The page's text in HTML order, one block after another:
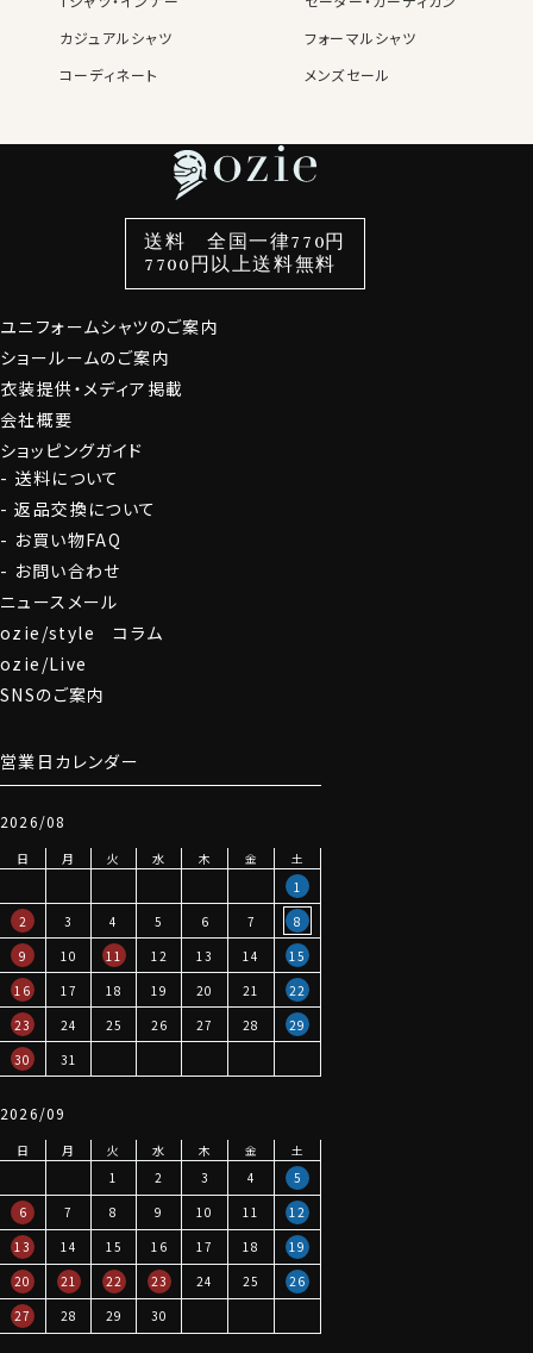
カジュアルシャツ
フォーマルシャツ
コーディネート
メンズセール
袖・カフス型から選ぶ
スタイルから選ぶ
カジュアルシャツ
カフスボタン
財布・名刺入れ
バッグ
ストール・マフラー
ユニフォームシャツのご案内
ショールームのご案内
衣装提供・メディア掲載
会社概要
ショッピングガイド
送料について
返品交換について
お買い物FAQ
お問い合わせ
ニュースメール
ozie/style コラム
ozie/Live
SNSのご案内
営業日カレンダー
2026/08
日 月 火 水 木 金
土
1
2
3 4 5 6 7
8
9
10 11 12 13 14
15
16
17 18 19 20 21
22
23
24 25 26 27 28
29
30
31
2026/09
日 月 火 水 木 金
土
1
2 3 4
5
6
7 8 9 10 11
12
13
14 15 16 17 18
19
20
21 22 23 24 25
26
27
28 29 30
送料 全国一律770円
7700円以上送料無料